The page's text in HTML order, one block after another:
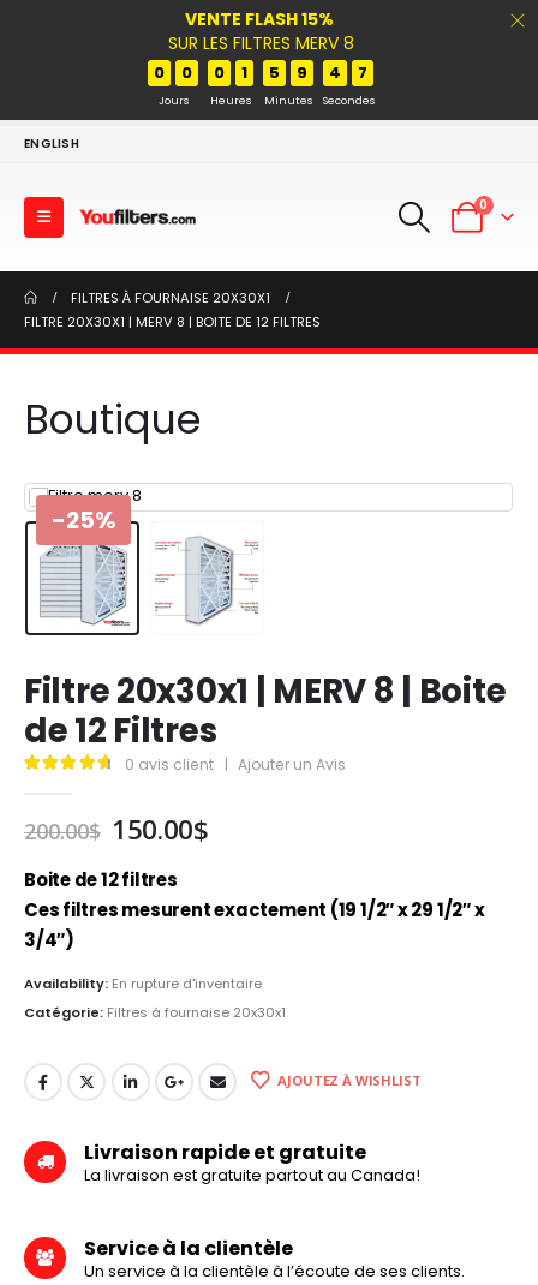
VENTE FLASH 15%
SUR LES FILTRES MERV 8
0 0
Jours
0 1
Heures
5 9
Minutes
4 7
Secondes
ENGLISH
0
FILTRES À FOURNAISE 20X30X1
FILTRE 20X30X1 | MERV 8 | BOITE DE 12 FILTRES
Boutique
-25%
Filtre 20x30x1 | MERV 8 | Boite
de 12 Filtres
0 avis client Ajouter un Avis
200.00$ Le
initial
était :
150.00$Le
est :
Boite de 12 filtres
Ces filtres mesurent exactement (19 1/2″ x 29 1/2″ x
3/4″)
Availability: En rupture d'inventaire
Catégorie: Filtres à fournaise 20x30x1
AJOUTEZ À WISHLIST
Livraison rapide et gratuite
La livraison est gratuite partout au Canada!
Service à la clientèle
Un service à la clientèle à l’écoute de ses clients.